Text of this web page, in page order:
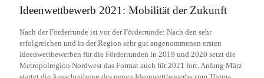
Ideenwettbewerb 2021: Mobilität der Zukunft
Nach der Förderrunde ist vor der Förderrunde: Nach den sehr
erfolgreichen und in der Region sehr gut angenommenen ersten
Ideenwettbewerben für die Förderrunden in 2019 und 2020 setzt die
Metropolregion Nordwest das Format auch für 2021 fort. Anfang März